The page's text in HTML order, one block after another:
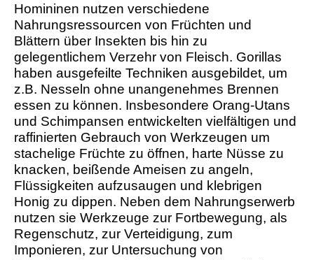
Homininen nutzen verschiedene
Nahrungsressourcen von Früchten und
Blättern über Insekten bis hin zu
gelegentlichem Verzehr von Fleisch. Gorillas
haben ausgefeilte Techniken ausgebildet, um
z.B. Nesseln ohne unangenehmes Brennen
essen zu können. Insbesondere Orang-Utans
und Schimpansen entwickelten vielfältigen und
raffinierten Gebrauch von Werkzeugen um
stachelige Früchte zu öffnen, harte Nüsse zu
knacken, beißende Ameisen zu angeln,
Flüssigkeiten aufzusaugen und klebrigen
Honig zu dippen. Neben dem Nahrungserwerb
nutzen sie Werkzeuge zur Fortbewegung, als
Regenschutz, zur Verteidigung, zum
Imponieren, zur Untersuchung von